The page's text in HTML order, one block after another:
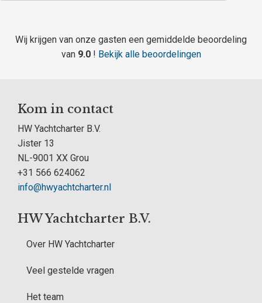
Wij krijgen van onze gasten een gemiddelde beoordeling
van 9.0 ! Bekijk alle beoordelingen
Kom in contact
HW Yachtcharter B.V.
Jister 13
NL-9001 XX Grou
+31 566 624062
info@hwyachtcharter.nl
HW Yachtcharter B.V.
Over HW Yachtcharter
Veel gestelde vragen
Het team